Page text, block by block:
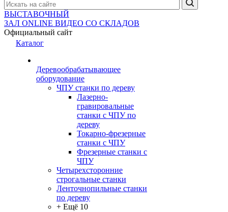
ВЫСТАВОЧНЫЙ
ЗАЛ ONLINE ВИДЕО СО СКЛАДОВ
Официальный сайт
Каталог
Деревообрабатывающее
оборудование
ЧПУ станки по дереву
Лазерно-
гравировальные
станки с ЧПУ по
дереву
Токарно-фрезерные
станки с ЧПУ
Фрезерные станки с
ЧПУ
Четырехсторонние
строгальные станки
Ленточнопильные станки
по дереву
+ Ещё 10